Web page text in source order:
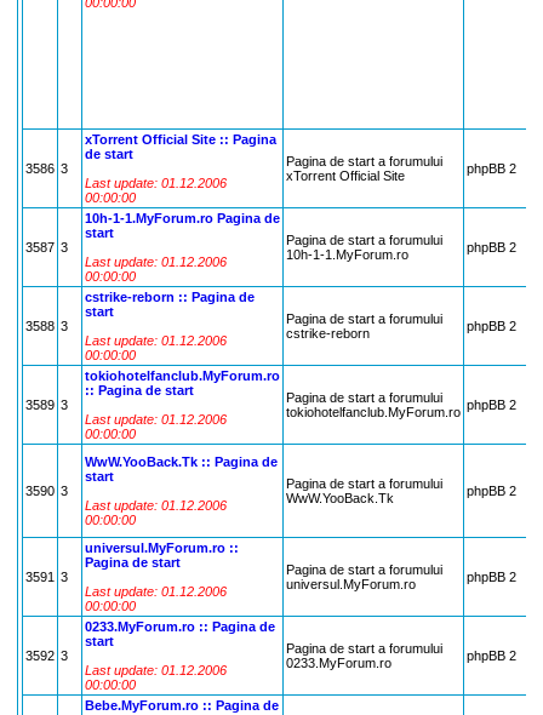
3586 3
xTorrent Official Site :: Pagina
de start
Last update: 01.12.2006
00:00:00
Pagina de start a forumului
xTorrent Official Site
phpBB 2
3587 3
10h-1-1.MyForum.ro Pagina de
start
Last update: 01.12.2006
00:00:00
Pagina de start a forumului
10h-1-1.MyForum.ro
phpBB 2
3588 3
cstrike-reborn :: Pagina de
start
Last update: 01.12.2006
00:00:00
Pagina de start a forumului
cstrike-reborn
phpBB 2
3589 3
tokiohotelfanclub.MyForum.ro
:: Pagina de start
Last update: 01.12.2006
00:00:00
Pagina de start a forumului
tokiohotelfanclub.MyForum.ro phpBB 2
3590 3
WwW.YooBack.Tk :: Pagina de
start
Last update: 01.12.2006
00:00:00
Pagina de start a forumului
WwW.YooBack.Tk
phpBB 2
3591 3
universul.MyForum.ro ::
Pagina de start
Last update: 01.12.2006
00:00:00
Pagina de start a forumului
universul.MyForum.ro
phpBB 2
3592 3
0233.MyForum.ro :: Pagina de
start
Last update: 01.12.2006
00:00:00
Pagina de start a forumului
0233.MyForum.ro
phpBB 2
Bebe.MyForum.ro :: Pagina de